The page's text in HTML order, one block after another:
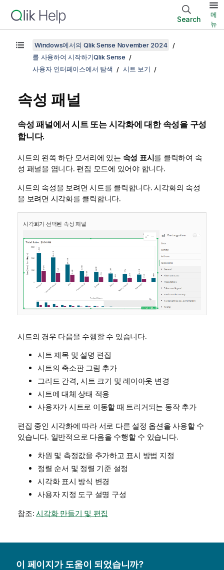
Search
메
뉴
Windows에서의 Qlik Sense November 2024
를 사용하여 시작하기Qlik Sense
사용자 인터페이스에서 탐색
시트 보기
속성 패널
속성 패널에서 시트 또는 시각화에 대한 속성을 구성
합니다.
시트의 왼쪽 하단 모서리에 있는 속성 표시를 클릭하여 속
성 패널을 엽니다. 편집 모드에 있어야 합니다.
시트의 속성을 보려면 시트를 클릭합니다. 시각화의 속성
을 보려면 시각화를 클릭합니다.
시각화가 선택된 속성 패널
시트의 경우 다음을 수행할 수 있습니다.
시트 제목 및 설명 편집
시트의 축소판 그림 추가
그리드 간격, 시트 크기 및 레이아웃 변경
시트에 대체 상태 적용
사용자가 시트로 이동할 때 트리거되는 동작 추가
편집 중인 시각화에 따라 서로 다른 설정 옵션을 사용할 수
있습니다. 일반적으로 다음을 수행할 수 있습니다.
차원 및 측정값을 추가하고 표시 방법 지정
정렬 순서 및 정렬 기준 설정
시각화 표시 방식 변경
사용자 지정 도구 설명 구성
참조: 시각화 만들기 및 편집
이 페이지가 도움이 되었습니까?